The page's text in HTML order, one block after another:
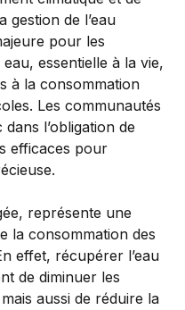
gestion de l’eau
pour les
essentielle à la vie,
à la consommation
Les communautés
l’obligation de
efficaces pour
représente une
la consommation des
effet, récupérer l’eau
de diminuer les
aussi de réduire la